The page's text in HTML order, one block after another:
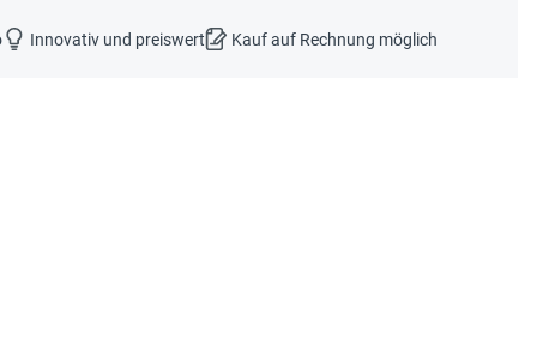
Innovativ und preiswert Kauf auf Rechnung möglich